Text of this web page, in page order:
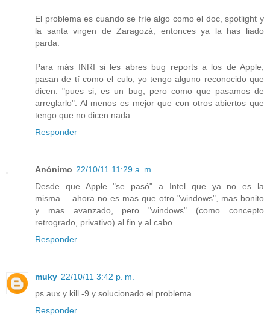
El problema es cuando se fríe algo como el doc, spotlight y
la santa virgen de Zaragozá, entonces ya la has liado
parda.
Para más INRI si les abres bug reports a los de Apple,
pasan de tí como el culo, yo tengo alguno reconocido que
dicen: "pues si, es un bug, pero como que pasamos de
arreglarlo". Al menos es mejor que con otros abiertos que
tengo que no dicen nada...
Responder
Anónimo 22/10/11 11:29 a. m.
Desde que Apple "se pasó" a Intel que ya no es la
misma.....ahora no es mas que otro "windows", mas bonito
y mas avanzado, pero "windows" (como concepto
retrogrado, privativo) al fin y al cabo.
Responder
muky 22/10/11 3:42 p. m.
ps aux y kill -9 y solucionado el problema.
Responder